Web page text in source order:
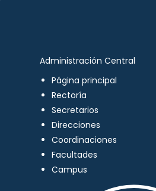
Administración Central
Página principal
Rectoría
Secretarios
Direcciones
Coordinaciones
Facultades
Campus